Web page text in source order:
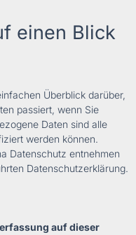
einen Blick
Überblick darüber,
passiert, wenn Sie
Daten sind alle
werden können.
Datenschutz entnehmen
Datenschutzerklärung.
auf dieser